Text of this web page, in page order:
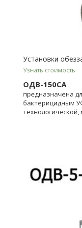
Установки
Узнать стоимость
ОДВ-150СА
предназначена
бактерицидным